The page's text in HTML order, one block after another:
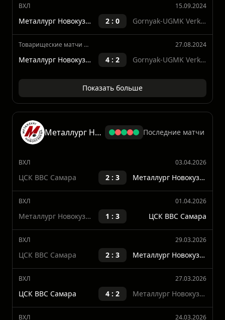
ВХЛ 12.03.2025
0 : 2 Металлург Новокузнецк
ВХЛ 15.09.2024
2 : 0
Товарищеские матчи между клубами 27.08.2024
Металлург Новокузнецк 4 : 2 Gornyak-UGMK Verkhnyaya Pyshma
Показать больше
Металлург Новокузнецк
ВХЛ 03.04.2026
ЦСК ВВС Самара 2 : 3 Металлург Новокузнецк
ВХЛ 01.04.2026
1 : 3 ЦСК ВВС Самара
ВХЛ 29.03.2026
ЦСК ВВС Самара 2 : 3
ВХЛ 27.03.2026